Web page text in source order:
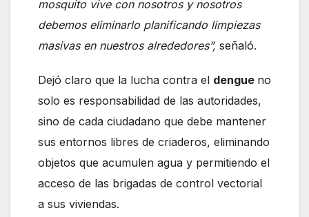
mosquito vive con nosotros y nosotros
debemos eliminarlo planificando limpiezas
masivas en nuestros alrededores”, señaló.
Dejó claro que la lucha contra el dengue no
solo es responsabilidad de las autoridades,
sino de cada ciudadano que debe mantener
sus entornos libres de criaderos, eliminando
objetos que acumulen agua y permitiendo el
acceso de las brigadas de control vectorial
a sus viviendas.